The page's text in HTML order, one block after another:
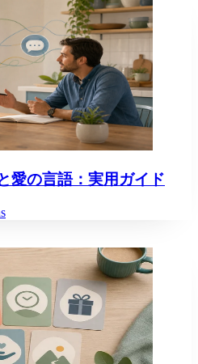
愛の言語：実用ガイド